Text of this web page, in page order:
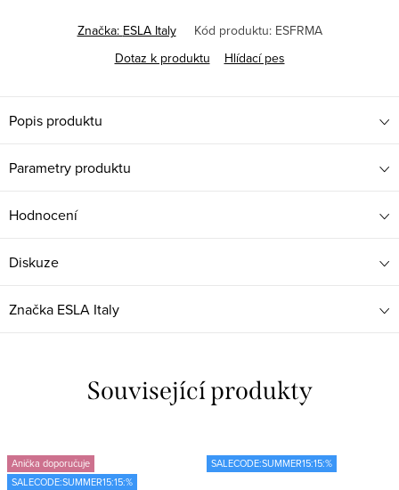
Značka: ESLA Italy Kód produktu: ESFRMA
Dotaz k produktu
Hlídací pes
Popis produktu
Parametry produktu
Hodnocení
Diskuze
Značka ESLA Italy
Související produkty
Anička doporučuje
SALECODE:SUMMER15:15:%
SALECODE:SUMMER15:15:%